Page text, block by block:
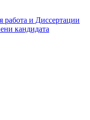
работа и Диссертации
кандидата